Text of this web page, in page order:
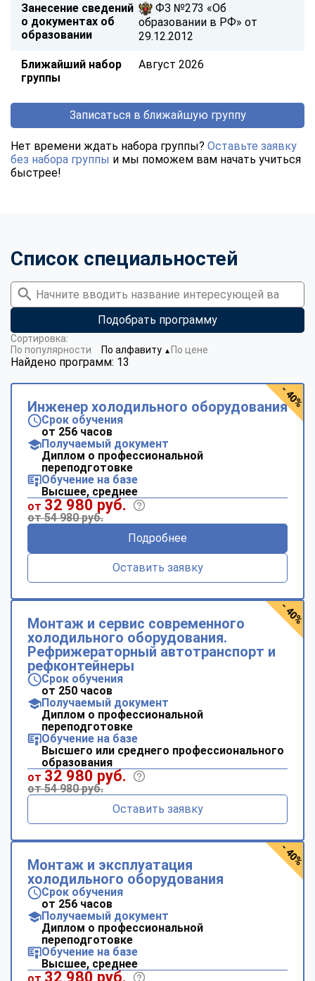
Занесение сведений
о документах об
образовании
ФЗ №273 «Об
образовании в РФ» от
29.12.2012
Ближайший набор
группы
Август 2026
Записаться в ближайшую группу
Нет времени ждать набора группы? Оставьте заявку
без набора группы и мы поможем вам начать учиться
быстрее!
Список специальностей
Подобрать программу
Найдено программ: 13
Сортировка:
По популярности
По алфавиту ▼ По цене
Инженер холодильного оборудования
Срок обучения
от 256 часов
Получаемый документ
Диплом о профессиональной
переподготовке
Обучение на базе
Высшее, среднее
от 32 980 руб.
от 54 980 руб.
Подробнее
Оставить заявку
- 40%
Монтаж и сервис современного
холодильного оборудования.
Рефрижераторный автотранспорт и
рефконтейнеры
Срок обучения
от 250 часов
Получаемый документ
Диплом о профессиональной
переподготовке
Обучение на базе
Высшего или среднего профессионального
образования
от 32 980 руб.
от 54 980 руб.
Оставить заявку
- 40%
Монтаж и эксплуатация
холодильного оборудования
Срок обучения
от 256 часов
Получаемый документ
Диплом о профессиональной
переподготовке
Обучение на базе
Высшее, среднее
32 980 руб.
- 40%